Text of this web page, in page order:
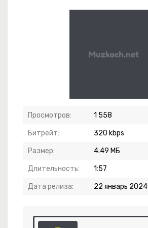
Просмотров: 1 558
Битрейт: 320 kbps
Размер: 4.49 МБ
Длительность: 1:57
Дата релиза: 22 январь 2024
Салам
Потанцуем